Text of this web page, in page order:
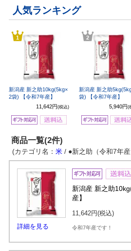
人気ランキング
1
新潟産 新之助10kg(5kg×
2袋) 【令和7年産】
11,642円 (税込)
2
新潟産 新之助
袋) 【令和7年産】
5,940円 (
商品一覧(2件)
(カテゴリ名： 米/ ●新之助（令和7年
詳細を見る
新潟産 新之助
産】
11,642円(税込)
令和7年産です！